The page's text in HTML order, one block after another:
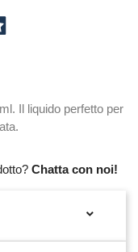
Il liquido perfetto per
Chatta con noi!
